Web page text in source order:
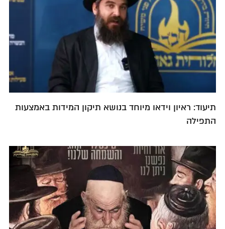
תיעוד: ראיון וידאו מיוחד בנושא תיקון המידות באמצעות
התפילה